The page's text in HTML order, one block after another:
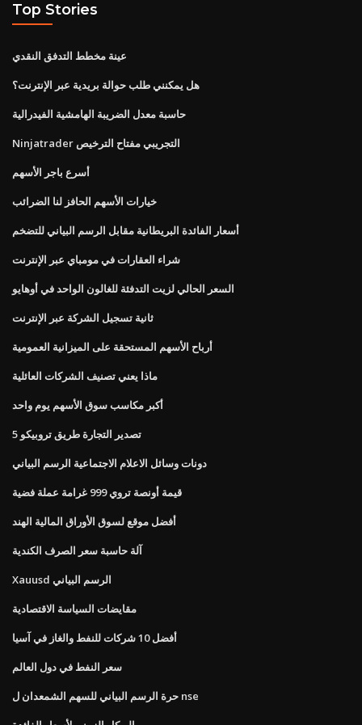
Top Stories
عينة مخطط التدفق النقدي
هل يمكنني طلب حوالة بريدية عبر الإنترنت؟
حاسبة معدل الضريبة الهامشية الفيدرالية
Ninjatrader التجريبي مفتاح الترخيص
أسرع باجر الأسهم
خيارات الأسهم الحافز لنا الضرائب
أسعار الفائدة البريطانية مقابل الرسم البياني للتضخم
شراء العقارات في مومباي عبر الإنترنت
السعر الحالي لزيت التدفئة للغالون الواحد في أوهايو
ثانية تسجيل الشركة عبر الإنترنت
أرباح الأسهم المستحقة على الميزانية العمومية
ماذا يعني تصنيف الشركات العائلية
أكبر مكاسب سوق الأسهم يوم واحد
تصدير التجارة طريق تروبيكو 5
دونات وسائل الاعلام الاجتماعية الرسم البياني
قيمة أونصة تروي 999 غرامة عملة فضية
أفضل موقع لسوق الأوراق المالية الهند
آلة حاسبة سعر الصرف الكندية
Xauusd الرسم البياني
مقايضات السياسة الاقتصادية
أفضل 10 شركات للنفط والغاز في آسيا
سعر النفط في دول العالم
حرة الرسم البياني للسهم الشمعدان ل nse